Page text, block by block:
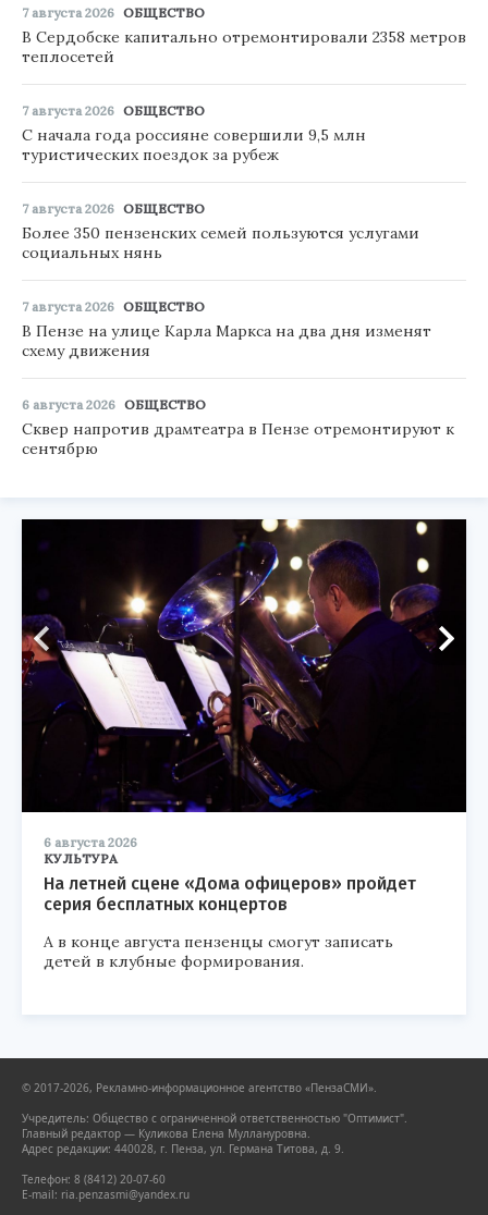
7 августа 2026 ОБЩЕСТВО
В Сердобске капитально отремонтировали 2358 метров
теплосетей
7 августа 2026 ОБЩЕСТВО
С начала года россияне совершили 9,5 млн
туристических поездок за рубеж
7 августа 2026 ОБЩЕСТВО
Более 350 пензенских семей пользуются услугами
социальных нянь
7 августа 2026 ОБЩЕСТВО
В Пензе на улице Карла Маркса на два дня изменят
схему движения
6 августа 2026 ОБЩЕСТВО
Сквер напротив драмтеатра в Пензе отремонтируют к
сентябрю
6 августа 2026
КУЛЬТУРА
На летней сцене «Дома офицеров» пройдет
серия бесплатных концертов
А в конце августа пензенцы смогут записать
детей в клубные формирования.
© 2017-2026, Рекламно-информационное агентство «ПензаСМИ».
Учредитель: Общество с ограниченной ответственностью "Оптимист".
Главный редактор — Куликова Елена Муллануровна.
Адрес редакции: 440028, г. Пенза, ул. Германа Титова, д. 9.
Телефон: 8 (8412) 20-07-60
E-mail: ria.penzasmi@yandex.ru